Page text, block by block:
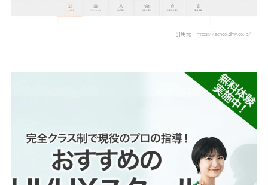
引用元：https://school.dhw.co.jp/